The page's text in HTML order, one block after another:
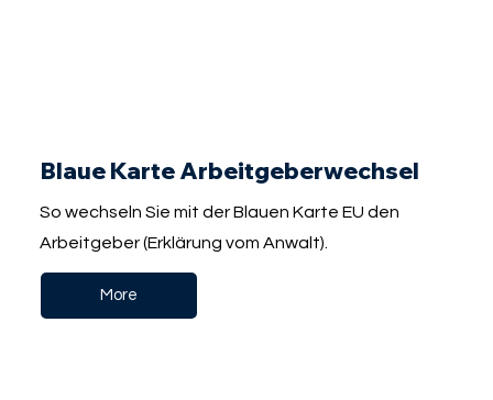
Blaue Karte Arbeitgeberwechsel
So wechseln Sie mit der Blauen Karte EU den
Arbeitgeber (Erklärung vom Anwalt).
More